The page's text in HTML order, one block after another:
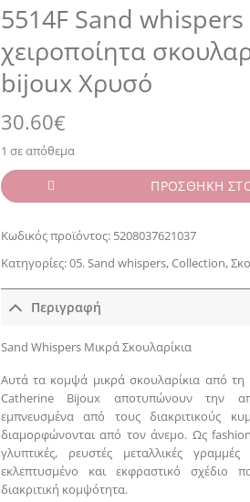
5514F Sand
χειροποίητα
bijoux Χρυσό
30.60€
1 σε απόθεμα
ΠΡΟΣΘΗΚΗ
Κωδικός προϊόντος: 5208037621037
Κατηγορίες:05. Sand whispers,Collection,
Περιγραφή
Sand Whispers Μικρά Σκουλαρίκια
Αυτά τα κομψά μικρά σκουλαρίκια από
Catherine Bijoux αποτυπώνουν την
εμπνευσμένα από τους διακριτικούς
διαμορφώνονται από τον άνεμο. Ως
γλυπτικές, ρευστές μεταλλικές
εκλεπτυσμένο και εκφραστικό
διακριτική κομψότητα.